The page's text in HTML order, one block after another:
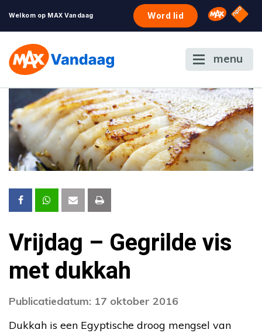
Welkom op MAX Vandaag Word lid Omroep
NPO
menu
Vrijdag – Gegrilde vis
met dukkah
Publicatiedatum: 17 oktober 2016
Dukkah is een Egyptische droog mengsel van